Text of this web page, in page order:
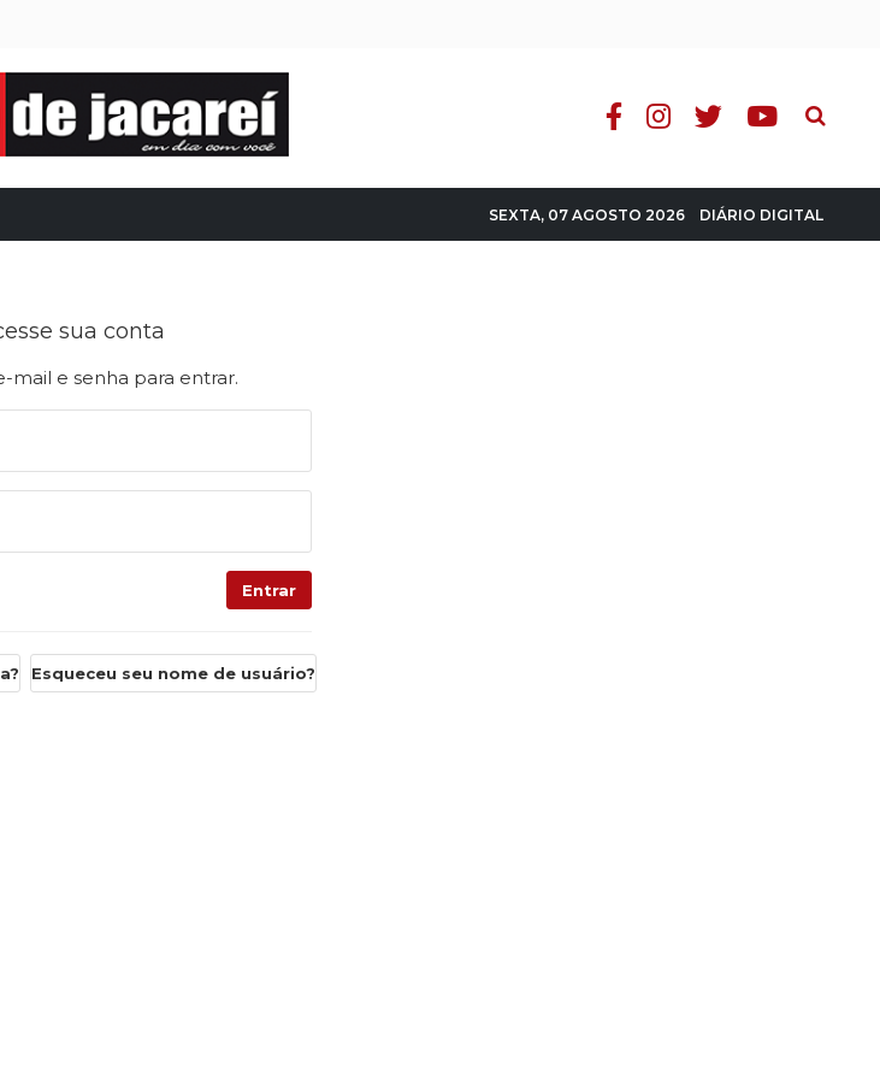
Pesquisa
SEXTA, 07 AGOSTO 2026 DIÁRIO DIGITAL
sua conta
mail e senha para entrar.
Entrar
Esqueceu seu nome de usuário?